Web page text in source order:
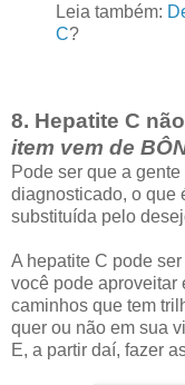
Leia também:
C?
8. Hepatite C
item vem de
Pode ser que a
diagnosticado, o que
substituída pelo
A hepatite C pode
você pode aproveitar
caminhos que tem
quer ou não em sua
E, a partir daí, fazer